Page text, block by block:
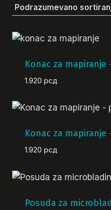
Konac za
1.920 рсд
Konac za mapiranje
1.920 рсд
Posuda za